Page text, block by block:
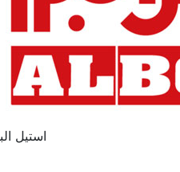
استیل البرز